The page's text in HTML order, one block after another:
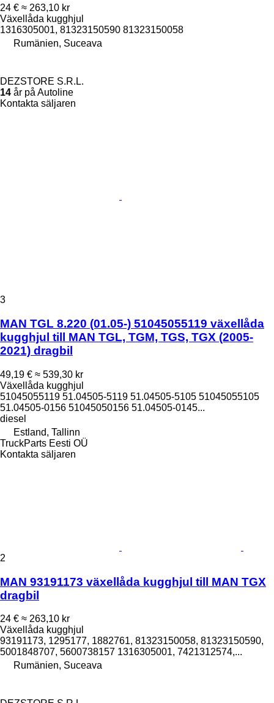
24 € ≈ 263,10 kr
Växellåda kugghjul
1316305001, 81323150590 81323150058
Rumänien, Suceava
DEZSTORE S.R.L.
14 år på Autoline
Kontakta säljaren
3
MAN TGL 8.220 (01.05-) 51045055119 växellåda
kugghjul till MAN TGL, TGM, TGS, TGX (2005-
2021) dragbil
49,19 € ≈ 539,30 kr
Växellåda kugghjul
51045055119 51.04505-5119 51.04505-5105 51045055105
51.04505-0156 51045050156 51.04505-0145...
diesel
Estland, Tallinn
TruckParts Eesti OÜ
Kontakta säljaren
2
MAN 93191173 växellåda kugghjul till MAN TGX
dragbil
24 € ≈ 263,10 kr
Växellåda kugghjul
93191173, 1295177, 1882761, 81323150058, 81323150590,
5001848707, 5600738157 1316305001, 7421312574,...
Rumänien, Suceava